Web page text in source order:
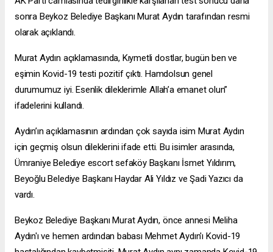
sonra Beykoz Belediye Başkanı Murat Aydın tarafından resmi
olarak açıklandı.
Murat Aydın açıklamasında, Kıymetli dostlar, bugün ben ve
eşimin Kovid-19 testi pozitif çıktı. Hamdolsun genel
durumumuz iyi. Esenlik dileklerimle Allah’a emanet olun”
ifadelerini kullandı.
Aydın’ın açıklamasının ardından çok sayıda isim Murat Aydın
için geçmiş olsun dileklerini ifade etti. Bu isimler arasında,
Ümraniye Belediye escort sefaköyBaşkanı İsmet Yıldırım,
Beyoğlu Belediye Başkanı Haydar Ali Yıldız ve Şadi Yazıcı da
vardı.
Beykoz Belediye Başkanı Murat Aydın, önce annesi Meliha
Aydın'ı ve hemen ardından babası Mehmet Aydın'ı Kovid-19